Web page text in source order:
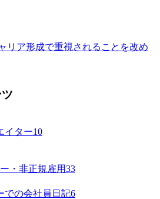
リア形成で重視されることを改め
イター10
・非正規雇用33
での会社員日記6